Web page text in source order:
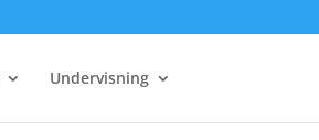
Undervisning